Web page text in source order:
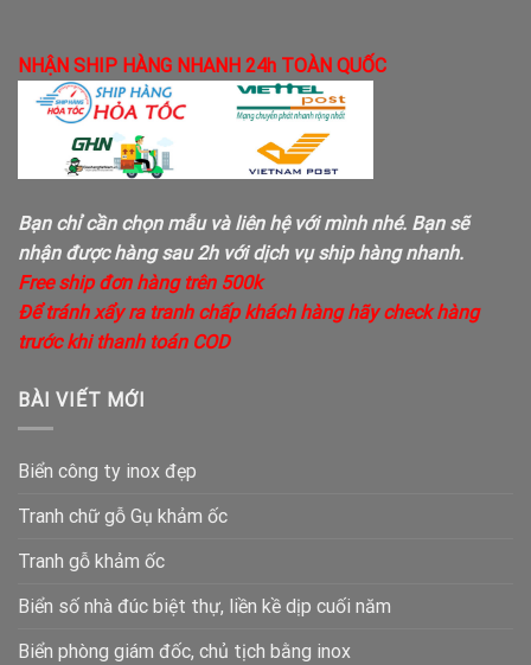
NHẬN SHIP HÀNG NHANH 24h TOÀN QUỐC
Bạn chỉ cần chọn mẫu và liên hệ với mình nhé. Bạn sẽ
nhận được hàng sau 2h với dịch vụ ship hàng nhanh.
Free ship đơn hàng trên 500k
Để tránh xẩy ra tranh chấp khách hàng hãy check hàng
trước khi thanh toán COD
BÀI VIẾT MỚI
Biển công ty inox đẹp
Tranh chữ gỗ Gụ khảm ốc
Tranh gỗ khảm ốc
Biển số nhà đúc biệt thự, liền kề dịp cuối năm
Biển phòng giám đốc, chủ tịch bằng inox